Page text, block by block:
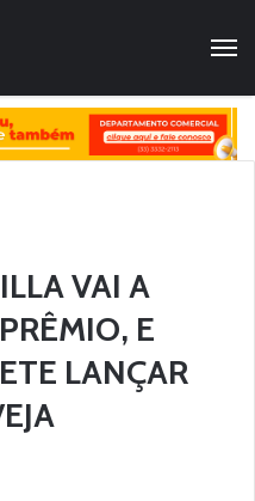
VAI A
E
LANÇAR